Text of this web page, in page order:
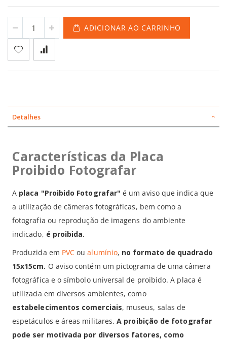
ADICIONAR AO CARRINHO
Detalhes
Características da Placa
Proibido Fotografar
A placa "Proibido Fotografar" é um aviso que indica que
a utilização de câmeras fotográficas, bem como a
fotografia ou reprodução de imagens do ambiente
indicado, é proibida.
Produzida em PVC oualumínio, no formato de quadrado
15x15cm. O aviso contém um pictograma de uma câmera
fotográfica e o símbolo universal de proibido. A placa é
utilizada em diversos ambientes, como
estabelecimentos comerciais, museus, salas de
espetáculos e áreas militares.A proibição de fotografar
pode ser motivada por diversos fatores, como